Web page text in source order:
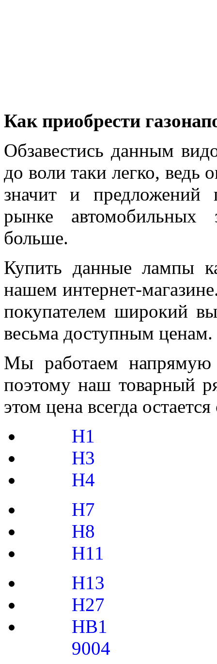
Как приобрести
Обзавестись данным
до воли таки легко, ведь
значит и предложений
рынке автомобильных
больше.
Купить данные лампы
нашем интернет-
покупателем широкий
весьма доступным ценам.
Мы работаем напрямую
поэтому наш товарный
этом цена всегда
H1
H3
H4
H7
H8
H11
H13
H27
HB1
9004